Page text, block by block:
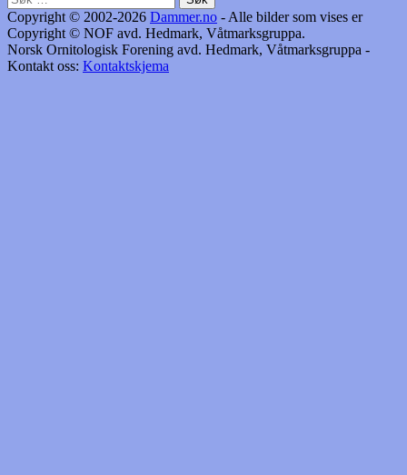
etter:
Copyright © 2002-2026 Dammer.no - Alle bilder som vises er
Copyright © NOF avd. Hedmark, Våtmarksgruppa.
Norsk Ornitologisk Forening avd. Hedmark, Våtmarksgruppa -
Kontakt oss: Kontaktskjema